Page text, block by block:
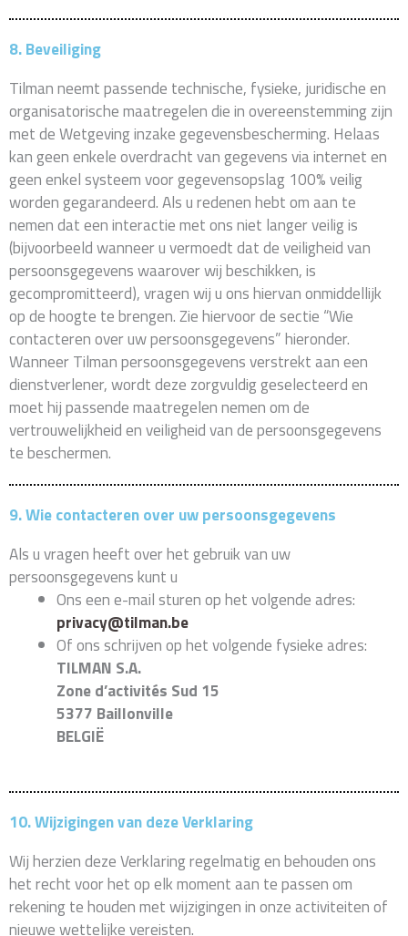
8. Beveiliging
Tilman neemt passende technische, fysieke, juridische en
organisatorische maatregelen die in overeenstemming zijn
met de Wetgeving inzake gegevensbescherming. Helaas
kan geen enkele overdracht van gegevens via internet en
geen enkel systeem voor gegevensopslag 100% veilig
worden gegarandeerd. Als u redenen hebt om aan te
nemen dat een interactie met ons niet langer veilig is
(bijvoorbeeld wanneer u vermoedt dat de veiligheid van
persoonsgegevens waarover wij beschikken, is
gecompromitteerd), vragen wij u ons hiervan onmiddellijk
op de hoogte te brengen. Zie hiervoor de sectie “Wie
contacteren over uw persoonsgegevens” hieronder.
Wanneer Tilman persoonsgegevens verstrekt aan een
dienstverlener, wordt deze zorgvuldig geselecteerd en
moet hij passende maatregelen nemen om de
vertrouwelijkheid en veiligheid van de persoonsgegevens
te beschermen.
9. Wie contacteren over uw persoonsgegevens
Als u vragen heeft over het gebruik van uw
persoonsgegevens kunt u
Ons een e-mail sturen op het volgende adres:
privacy@tilman.be
Of ons schrijven op het volgende fysieke adres:
TILMAN S.A.
Zone d’activités Sud 15
5377 Baillonville
BELGIË
10. Wijzigingen van deze Verklaring
Wij herzien deze Verklaring regelmatig en behouden ons
het recht voor het op elk moment aan te passen om
rekening te houden met wijzigingen in onze activiteiten of
nieuwe wettelijke vereisten.